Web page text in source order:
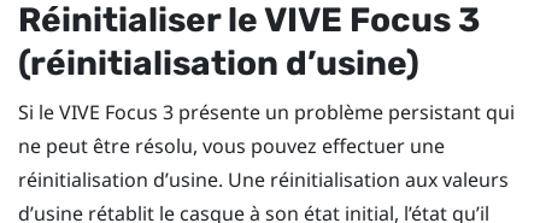
Réinitialiser leVIVE Focus 3
(réinitialisation d’usine)
Si leVIVE Focus 3 présente un problème persistant qui
ne peut être résolu, vous pouvez effectuer une
réinitialisation d’usine. Une réinitialisation aux valeurs
d’usine rétablit le casque à son état initial, l’état qu’il